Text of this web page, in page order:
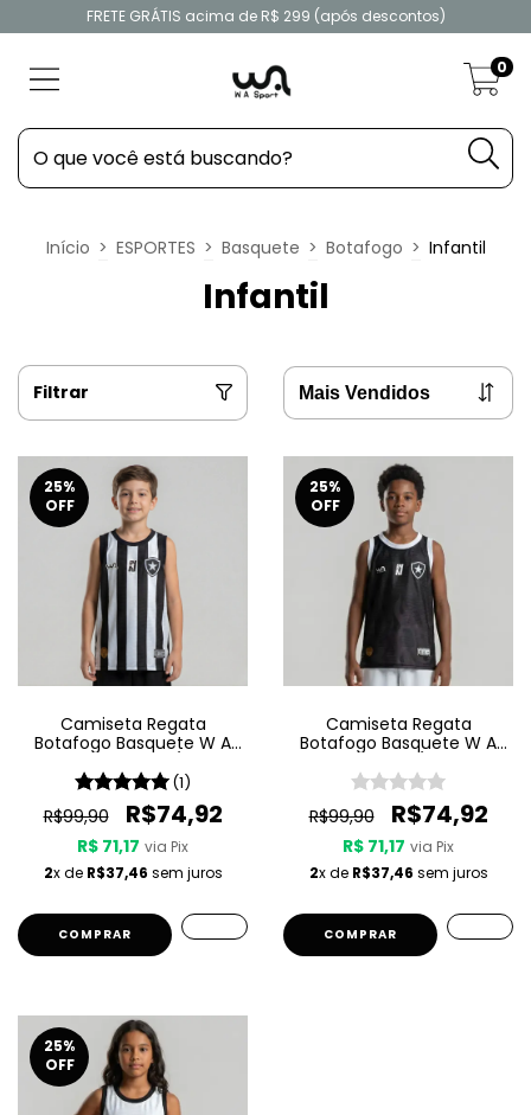
FRETE GRÁTIS acima de R$ 299 (após descontos)
0
Início > ESPORTES > Basquete > Botafogo > Infantil
Infantil
Filtrar
25%
OFF
Camiseta Regata
Botafogo Basquete W A
Listrada - Infantil
(1)
R$99,90 R$74,92
R$ 71,17 via Pix
2x de R$37,46 sem juros
COMPRAR
25%
OFF
Camiseta Regata
Botafogo Basquete W A
- Infantil
R$99,90
R$74,92
R$ 71,17 via Pix
2x de R$37,46 sem juros
COMPRAR
25%
OFF